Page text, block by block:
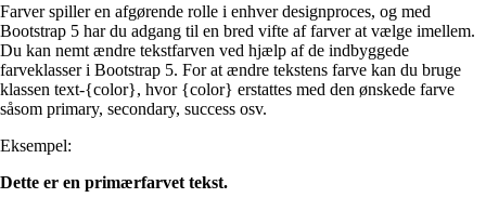
Farver spiller en afgørende rolle i enhver designproces, og med
Bootstrap 5 har du adgang til en bred vifte af farver at vælge imellem.
Du kan nemt ændre tekstfarven ved hjælp af de indbyggede
farveklasser i Bootstrap 5. For at ændre tekstens farve kan du bruge
klassen text-{color}, hvor {color} erstattes med den ønskede farve
såsom primary, secondary, success osv.
Eksempel:
Dette er en primærfarvet tekst.